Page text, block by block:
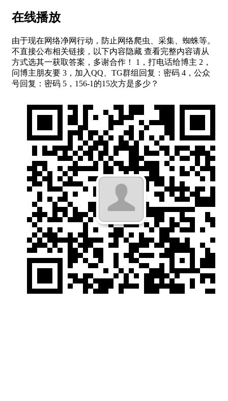
在线播放
由于现在网络净网行动，防止网络爬虫、采集、蜘蛛等。
不直接公布相关链接，以下内容隐藏 查看完整内容请从
方式选其一获取答案，多谢合作！ 1，打电话给博主 2，
问博主朋友要 3，加入QQ、TG群组回复：密码 4，公众
号回复：密码 5，156-1的15次方是多少？